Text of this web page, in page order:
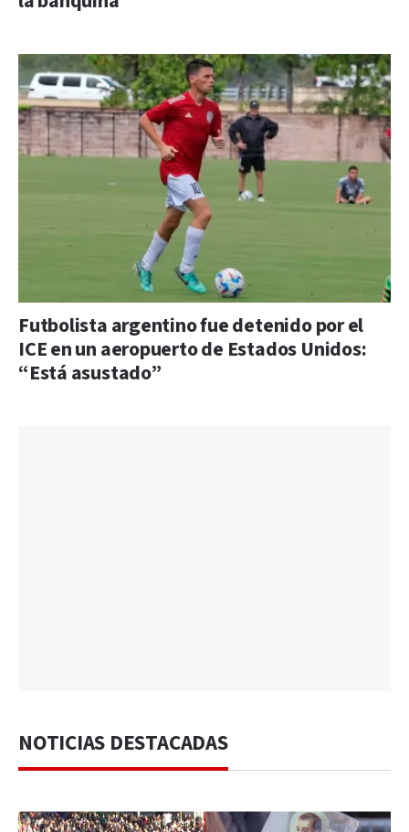
Futbolista argentino fue detenido por el
ICE en un aeropuerto de Estados Unidos:
“Está asustado”
NOTICIAS DESTACADAS